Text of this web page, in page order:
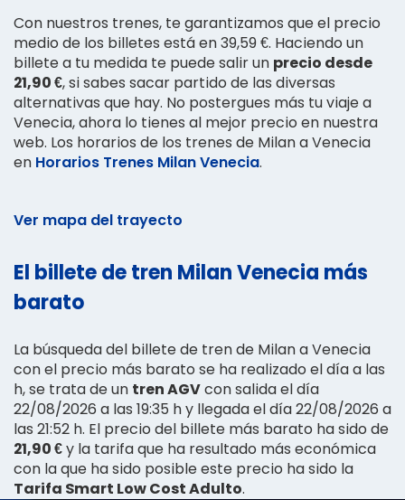
Con nuestros trenes, te garantizamos que el precio
medio de los billetes está en 39,59 €. Haciendo un
billete a tu medida te puede salir un precio desde
21,90 €, si sabes sacar partido de las diversas
alternativas que hay. No postergues más tu viaje a
Venecia, ahora lo tienes al mejor precio en nuestra
web. Los horarios de los trenes de Milan a Venecia
en Horarios Trenes Milan Venecia.
Ver mapa del trayecto
El billete de tren Milan Venecia más
barato
La búsqueda del billete de tren de Milan a Venecia
con el precio más barato se ha realizado el día a las
h, se trata de un tren AGVcon salida el día
22/08/2026 a las 19:35 h y llegada el día 22/08/2026 a
las 21:52 h. El precio del billete más barato ha sido de
21,90 €y la tarifa que ha resultado más económica
con la que ha sido posible este precio ha sido la
Tarifa Smart Low Cost Adulto.